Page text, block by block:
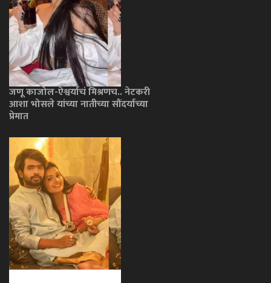
जणू काजोल-ऐश्वर्याचं मिश्रणच.. नेटकरी
आशा भोसले यांच्या नातीच्या सौंदर्याच्या
प्रेमात